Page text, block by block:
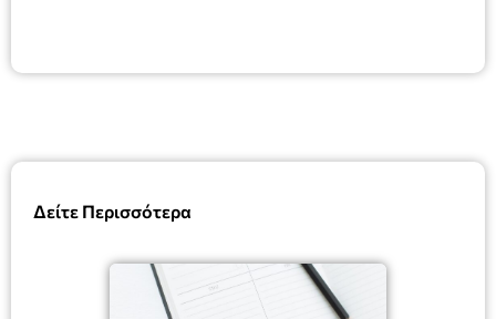
Δείτε Περισσότερα